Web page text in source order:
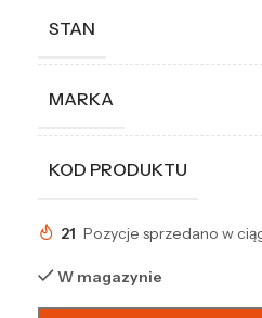
STAN
MARKA
KOD PRODUKTU
21 Pozycje sprzedano w
W magazynie